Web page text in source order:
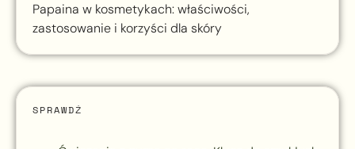
Papaina w kosmetykach: właściwości,
zastosowanie i korzyści dla skóry
SPRAWDŹ